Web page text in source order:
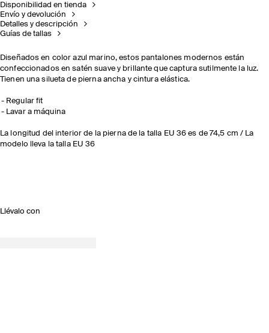
Disponibilidad en tienda
Envío y devolución
Detalles y descripción
Guías de tallas
Diseñados en color azul marino, estos pantalones modernos están
confeccionados en satén suave y brillante que captura sutilmente la luz.
Tienen una silueta de pierna ancha y cintura elástica.
Regular fit
Lavar a máquina
La longitud del interior de la pierna de la talla EU 36 es de 74,5 cm / La
modelo lleva la talla EU 36
Llévalo con